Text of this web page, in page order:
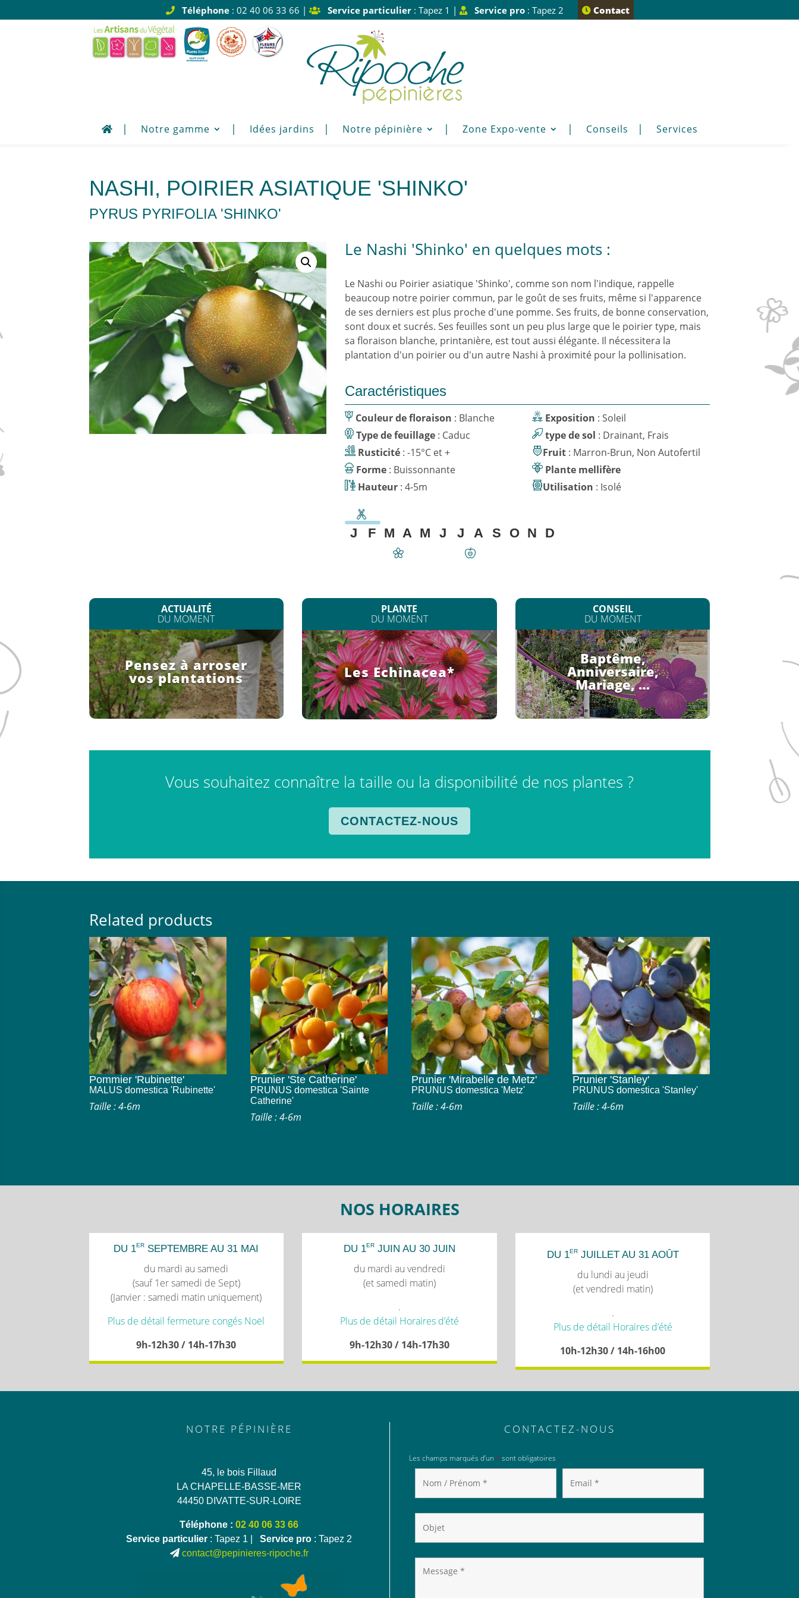
Téléphone: 02 40 06 33 66 | Service particulier: Tapez 1 | Service pro: Tapez 2 Contact
Notre gamme Idées jardins Notre pépinière Zone Expo-vente Conseils Services
NASHI, POIRIER ASIATIQUE 'SHINKO'
PYRUS PYRIFOLIA 'SHINKO'
Le Nashi 'Shinko' en quelques mots :
Le Nashi ou Poirier asiatique 'Shinko', comme son nom l'indique, rappelle
beaucoup notre poirier commun, par le goût de ses fruits, même si l'apparence
de ses derniers est plus proche d'une pomme. Ses fruits, de bonne conservation,
sont doux et sucrés. Ses feuilles sont un peu plus large que le poirier type, mais
sa floraison blanche, printanière, est tout aussi élégante. Il nécessitera la
plantation d'un poirier ou d'un autre Nashi à proximité pour la pollinisation.
Caractéristiques
Couleur de floraison
: Blanche
Type de feuillage : Caduc
Rusticité : -15°C et +
Forme : Buissonnante
Hauteur : 4-5m
Exposition
: Soleil
type de sol
: Drainant, Frais
Fruit : Marron-Brun, Non Autofertil
Plante mellifère
Utilisation
: Isolé
J F M A M J J A S O N D
ACTUALITÉ
DU MOMENT
Pensez à arroser
vos plantations
PLANTE
DU MOMENT
Les Echinacea*
CONSEIL
DU MOMENT
Baptême,
Anniversaire,
Mariage, …
Vous souhaitez connaître la taille ou la disponibilité de nos plantes ?
CONTACTEZ-NOUS
Related products
Pommier 'Rubinette'
MALUS domestica 'Rubinette'
Taille : 4-6m
Prunier 'Ste Catherine'
PRUNUS domestica 'Sainte
Catherine'
Taille : 4-6m
Prunier 'Mirabelle de Metz'
PRUNUS domestica 'Metz'
Taille : 4-6m
Prunier 'Stanley'
PRUNUS domestica 'Stanley'
Taille : 4-6m
NOS HORAIRES
DU 1ER SEPTEMBRE AU 31 MAI
du mardi au samedi
(sauf 1er samedi de Sept)
(Janvier : samedi matin uniquement)
Plus de détail fermeture congés Noël
9h-12h30 / 14h-17h30
DU 1ERJUIN AU 30 JUIN
du mardi au vendredi
(et samedi matin)
.
Plus de détail Horaires d’été
9h-12h30 / 14h-17h30
DU 1ERJUILLET AU 31 AOÛT
du lundi au jeudi
(et vendredi matin)
.
Plus de détail Horaires d’été
10h-12h30 / 14h-16h00
NOTRE PÉPINIÈRE
45, le bois Fillaud
LA CHAPELLE-BASSE-MER
44450 DIVATTE-SUR-LOIRE
Téléphone :02 40 06 33 66
Service particulier : Tapez 1 | Service pro : Tapez 2
contact@pepinieres-ripoche.fr
CONTACTEZ-NOUS
Les champs marqués d’un * sont obligatoires